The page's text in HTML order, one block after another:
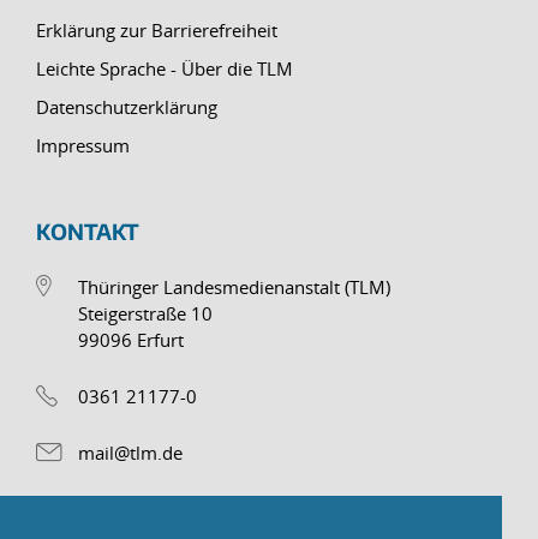
Erklärung zur Barrierefreiheit
Leichte Sprache - Über die TLM
Datenschutzerklärung
Impressum
KONTAKT
Thüringer Landesmedienanstalt (TLM)
Steigerstraße 10
99096 Erfurt
0361 21177-0
mail@tlm.de